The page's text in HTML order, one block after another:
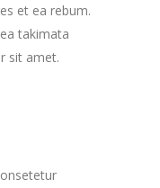
et ea rebum.
takimata
sit amet.